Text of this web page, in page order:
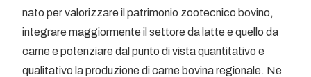
nato per valorizzare il patrimonio zootecnico bovino,
integrare maggiormente il settore da latte e quello da
carne e potenziare dal punto di vista quantitativo e
qualitativo la produzione di carne bovina regionale. Ne